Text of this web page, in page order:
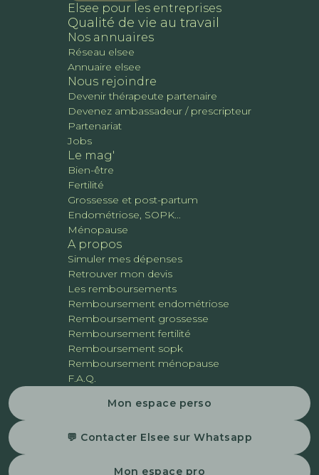
Elsee pour les entreprises
Qualité de vie au travail
Nos annuaires
Réseau elsee
Annuaire elsee
Nous rejoindre
Devenir thérapeute partenaire
Devenez ambassadeur / prescripteur
Partenariat
Jobs
Le mag'
Bien-être
Fertilité
Grossesse et post-partum
Endométriose, SOPK...
Ménopause
A propos
Simuler mes dépenses
Retrouver mon devis
Les remboursements
Remboursement endométriose
Remboursement grossesse
Remboursement fertilité
Remboursement sopk
Remboursement ménopause
F.A.Q.
Mon espace perso
💬 Contacter Elsee sur Whatsapp
Mon espace pro